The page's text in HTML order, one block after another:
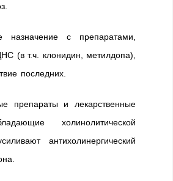
назначение с препаратами,
(в т.ч. клонидин, метилдопа),
последних.
препараты и лекарственные
холинолитической
антихолинергический